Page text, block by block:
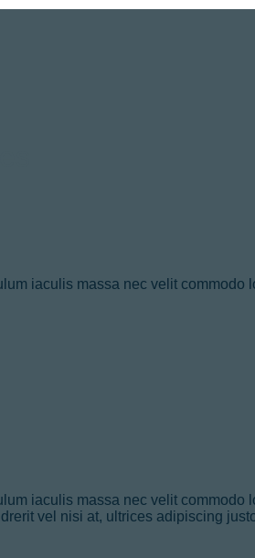
iaculis massa nec velit
iaculis massa nec velit
vel nisi at, ultrices adipiscing